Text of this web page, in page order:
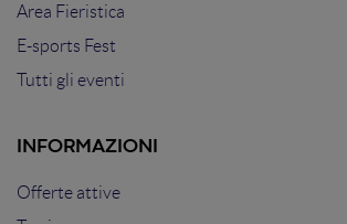
Area Fieristica
E-sports Fest
Tutti gli eventi
INFORMAZIONI
Offerte attive